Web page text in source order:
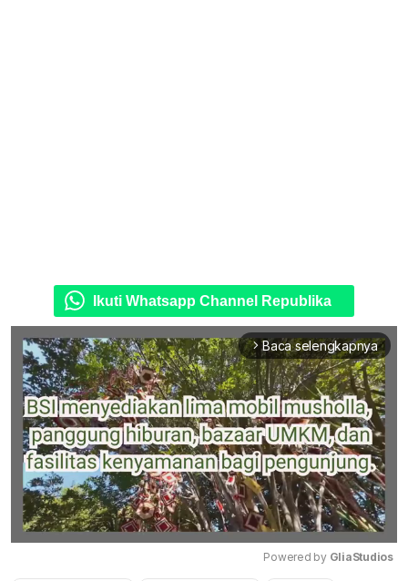
Ikuti Whatsapp Channel Republika
arrow_forward_ios Baca selengkapnya
Powered by GliaStudios